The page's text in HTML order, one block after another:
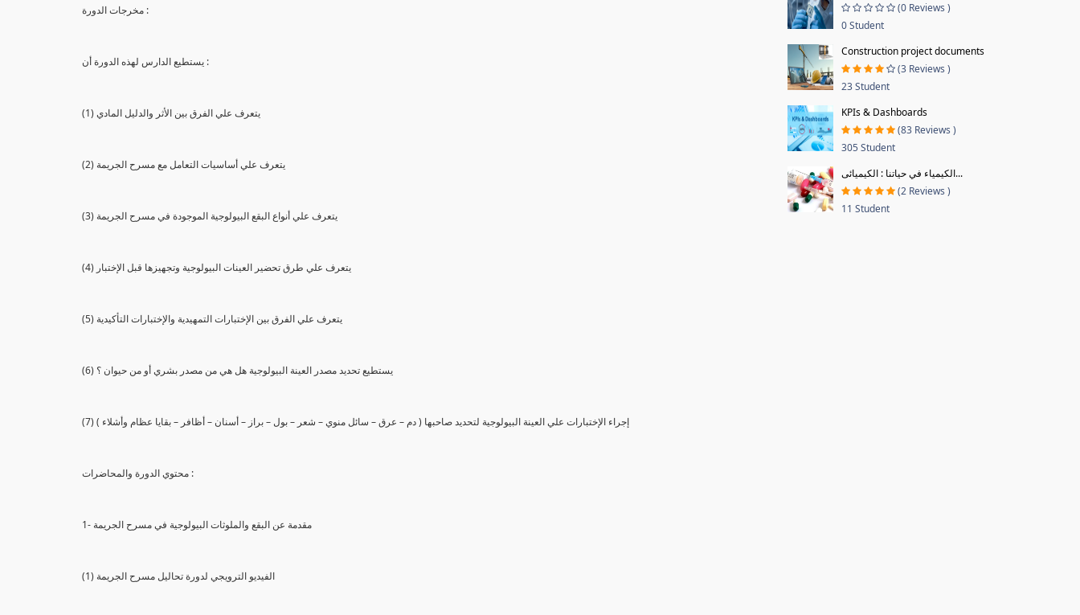
مخرجات الدورة :
يستطيع الدارس لهذه الدورة أن :
(1) يتعرف علي الفرق بين الأثر والدليل المادي
(2) يتعرف علي أساسيات التعامل مع مسرح الجريمة
(3) يتعرف علي أنواع البقع البيولوجية الموجودة في مسرح الجريمة
(4) يتعرف علي طرق تحضير العينات البيولوجية وتجهيزها قبل الإختبار
(5) يتعرف علي الفرق بين الإختبارات التمهيدية والإختبارات التأكيدية
(6) يستطيع تحديد مصدر العينة البيولوجية هل هي من مصدر بشري أو من حيوان ؟
(7) إجراء الإختبارات علي العينة البيولوجية لتحديد صاحبها ( دم – عرق – سائل منوي – شعر – بول – براز – أسنان – أظافر – بقايا عظام وأشلاء )
محتوي الدورة والمحاضرات :
1- مقدمة عن البقع والملوثات البيولوجية في مسرح الجريمة
(1) الفيديو الترويجي لدورة تحاليل مسرح الجريمة
(0 Reviews )
0 Student
Construction project documents
(3 Reviews )
23 Student
KPIs & Dashboards
(83 Reviews )
305 Student
الكيمياء في حياتنا : الكيميائى...
(2 Reviews )
11 Student